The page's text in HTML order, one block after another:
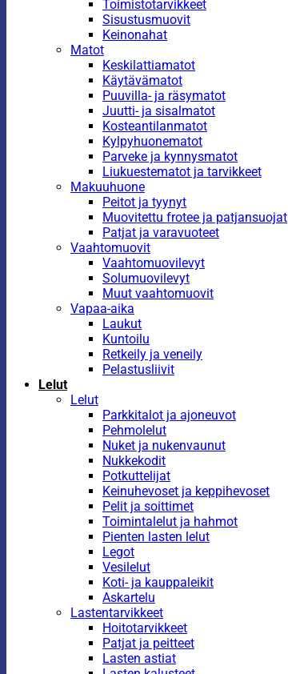
Toimistotarvikkeet
Sisustusmuovit
Keinonahat
Matot
Keskilattiamatot
Käytävämatot
Puuvilla- ja räsymatot
Juutti- ja sisalmatot
Kosteantilanmatot
Kylpyhuonematot
Parveke ja kynnysmatot
Liukuestematot ja tarvikkeet
Makuuhuone
Peitot ja tyynyt
Muovitettu frotee ja patjansuojat
Patjat ja varavuoteet
Vaahtomuovit
Vaahtomuovilevyt
Solumuovilevyt
Muut vaahtomuovit
Vapaa-aika
Laukut
Kuntoilu
Retkeily ja veneily
Pelastusliivit
Lelut
Lelut
Parkkitalot ja ajoneuvot
Pehmolelut
Nuket ja nukenvaunut
Nukkekodit
Potkuttelijat
Keinuhevoset ja keppihevoset
Pelit ja soittimet
Toimintalelut ja hahmot
Pienten lasten lelut
Legot
Vesilelut
Koti- ja kauppaleikit
Askartelu
Lastentarvikkeet
Hoitotarvikkeet
Patjat ja peitteet
Lasten astiat